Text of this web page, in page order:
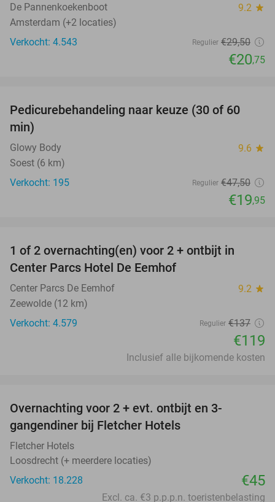
De Pannenkoekenboot 9.2 star
Amsterdam (+2 locaties)
Verkocht: 4.543
Regulier €29,50
€20,75
58%
Pedicurebehandeling naar keuze (30 of 60
min)
Glowy Body 9.6 star
Soest (6 km)
Verkocht: 195
Regulier €47,50
€19,95
1 of 2 overnachting(en) voor 2 + ontbijt in
Center Parcs Hotel De Eemhof
Center Parcs De Eemhof 9.2 star
Zeewolde (12 km)
Verkocht: 4.579
Regulier €137
€119
Inclusief alle bijkomende kosten
Overnachting voor 2 + evt. ontbijt en 3-
gangendiner bij Fletcher Hotels
Fletcher Hotels
Loosdrecht (+ meerdere locaties)
Verkocht: 18.228
€45
Excl. ca. €3 p.p.p.n. toeristenbelasting